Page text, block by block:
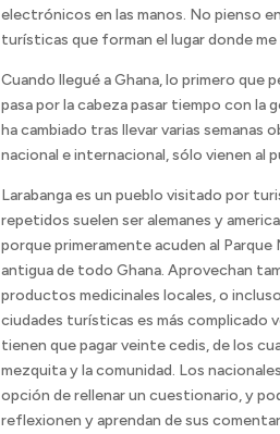
electrónicos en las manos. No pienso
turísticas que forman el lugar donde me
Cuando llegué a Ghana, lo primero que
pasa por la cabeza pasar tiempo con
ha cambiado tras llevar varias
nacional e internacional, sólo vienen al
Larabanga es un pueblo visitado por
repetidos suelen ser alemanes y
porque primeramente acuden al Parque
antigua de todo Ghana. Aprovechan
productos medicinales locales, o
ciudades turísticas es más complicado
tienen que pagar veinte cedis, de los
mezquita y la comunidad. Los
opción de rellenar un cuestionario, y
reflexionen y aprendan de sus